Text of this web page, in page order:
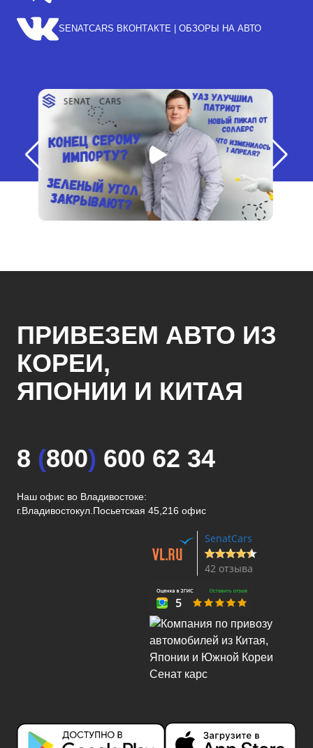
SENATCARS ВКОНТАКТЕ | ОБЗОРЫ НА АВТО
ПРИВЕЗЕМ АВТО ИЗ
КОРЕИ,
ЯПОНИИ И КИТАЯ
8 (800) 600 62 34
Наш офис во Владивостоке:
г.Владивостокул.Посьетская 45,216 офис
SenatCars
42 отзыва